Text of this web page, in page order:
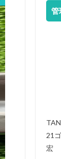
管
21
宏